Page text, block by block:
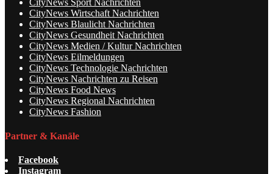
CityNews Sport Nachrichten
CityNews Wirtschaft Nachrichten
CityNews Blaulicht Nachrichten
CityNews Gesundheit Nachrichten
CityNews Medien / Kultur Nachrichten
CityNews Eilmeldungen
CityNews Technologie Nachrichten
CityNews Nachrichten zu Reisen
CityNews Food News
CityNews Regional Nachrichten
CityNews Fashion
Partner & Kanäle
Facebook
Instagram